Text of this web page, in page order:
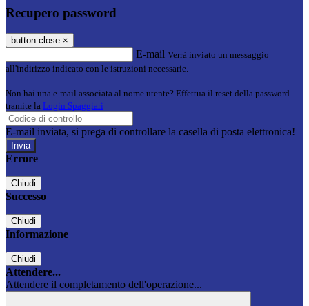
Recupero password
button close ×
E-mail Verrà inviato un messaggio
all'indirizzo indicato con le istruzioni necessarie.
Non hai una e-mail associata al nome utente? Effettua il reset della password
tramite la Login Spaggiari
E-mail inviata, si prega di controllare la casella di posta elettronica!
Errore
Chiudi
Successo
Chiudi
Informazione
Chiudi
Attendere...
Attendere il completamento dell'operazione...